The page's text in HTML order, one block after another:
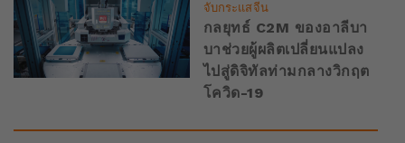
จับกระแสจีน
กลยุทธ์ C2M ของอาลีบา
บาช่วยผู้ผลิตเปลี่ยนแปลง
ไปสู่ดิจิทัลท่ามกลางวิกฤต
โควิด-19